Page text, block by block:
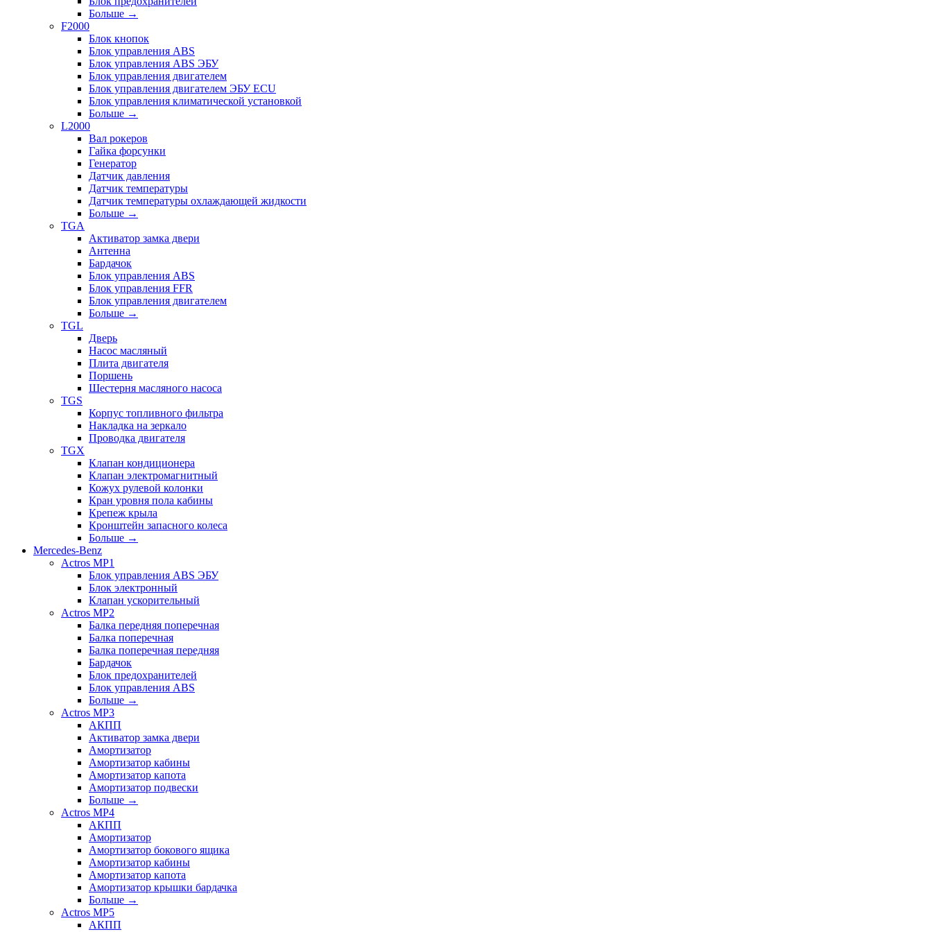
Больше →
F2000
Блок кнопок
Блок управления ABS
Блок управления ABS ЭБУ
Блок управления двигателем
Блок управления двигателем ЭБУ ECU
Блок управления климатической установкой
Больше →
L2000
Вал рокеров
Гайка форсунки
Генератор
Датчик давления
Датчик температуры
Датчик температуры охлаждающей жидкости
Больше →
TGA
Активатор замка двери
Антенна
Бардачок
Блок управления ABS
Блок управления FFR
Блок управления двигателем
Больше →
TGL
Дверь
Насос масляный
Плита двигателя
Поршень
Шестерня масляного насоса
TGS
Корпус топливного фильтра
Накладка на зеркало
Проводка двигателя
TGX
Клапан кондиционера
Клапан электромагнитный
Кожух рулевой колонки
Кран уровня пола кабины
Крепеж крыла
Кронштейн запасного колеса
Больше →
Mercedes-Benz
Actros MP1
Блок управления ABS ЭБУ
Блок электронный
Клапан ускорительный
Actros MP2
Балка передняя поперечная
Балка поперечная
Балка поперечная передняя
Бардачок
Блок предохранителей
Блок управления ABS
Больше →
Actros MP3
АКПП
Активатор замка двери
Амортизатор
Амортизатор кабины
Амортизатор капота
Амортизатор подвески
Больше →
Actros MP4
АКПП
Амортизатор
Амортизатор бокового ящика
Амортизатор кабины
Амортизатор капота
Амортизатор крышки бардачка
Больше →
Actros MP5
АКПП